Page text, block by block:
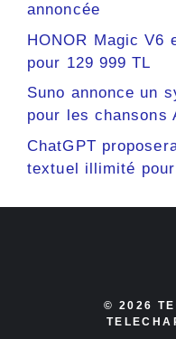
annoncée
HONOR Magic V6
pour 129 999 TL
Suno annonce un
pour les chansons
ChatGPT
textuel illimité
© 2026